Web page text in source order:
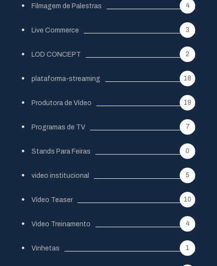
Filmagem de Palestras 4
Live Commerce 3
LOD CONCEPT 2
plataforma-streaming 18
Produtora de Vídeo 19
Programas de TV 7
Stands Para Feiras 0
video institucional 5
Vídeo Teaser 10
Video Treinamento 4
Vinhetas 1